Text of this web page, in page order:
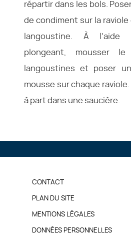
répartir dans les bols.
de condiment sur la
langoustine. À l’aide
plongeant, mousser
langoustines et poser
mousse sur chaque
à part dans une saucière.
PIED
DE
PAGE
CONTACT
PLAN DU SITE
MENTIONS LÉGALES
DONNÉES PERSONNELLES